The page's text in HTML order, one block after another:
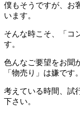
僕もそうですが、お
います。
そんな時こそ、「コ
す。
色んなご要望をお聞
「物売り」は嫌です。
考えている時間、試
下さい。